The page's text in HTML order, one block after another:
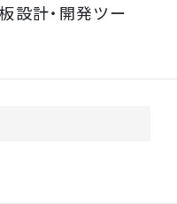
設計・開発ツー